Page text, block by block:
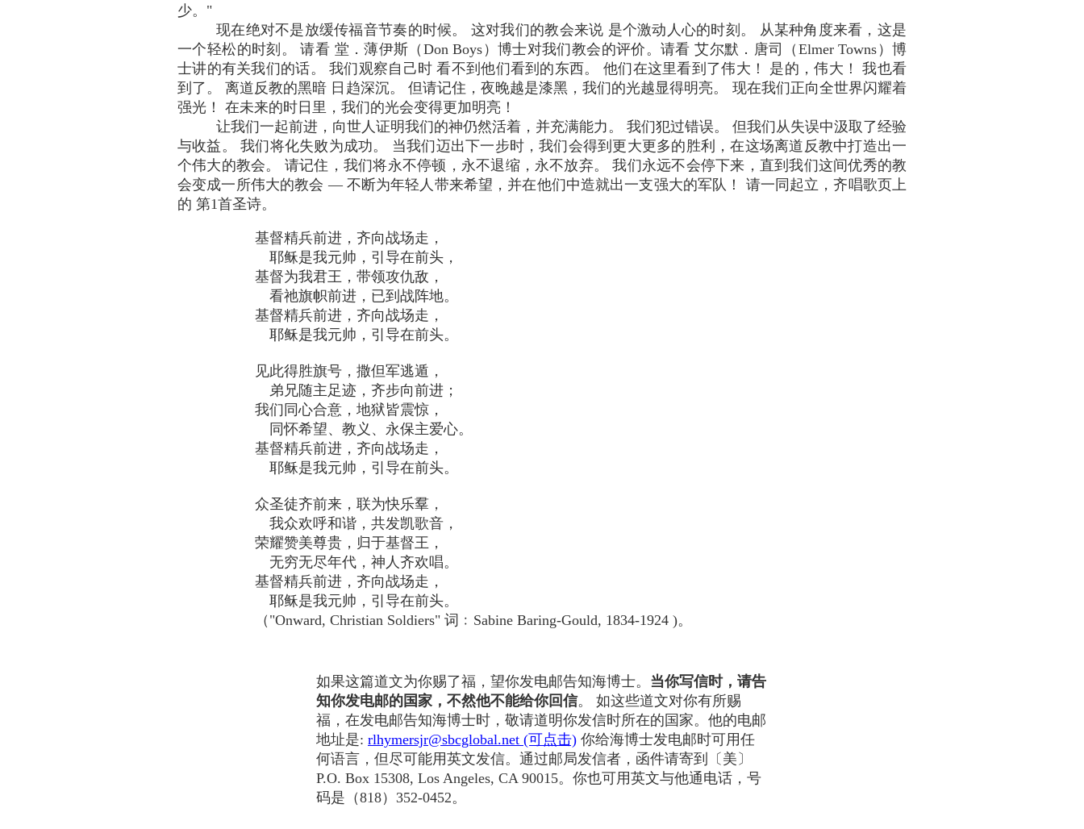
少。"
现在绝对不是放缓传福音节奏的时候。 这对我们的教会来说 是个激动人心的时刻。 从某种角度来看，这是
一个轻松的时刻。 请看 堂．薄伊斯（Don Boys）博士对我们教会的评价。请看 艾尔默．唐司（Elmer Towns）博
士讲的有关我们的话。 我们观察自己时 看不到他们看到的东西。 他们在这里看到了伟大！ 是的，伟大！ 我也看
到了。 离道反教的黑暗 日趋深沉。 但请记住，夜晚越是漆黑，我们的光越显得明亮。 现在我们正向全世界闪耀着
强光！ 在未来的时日里，我们的光会变得更加明亮！
让我们一起前进，向世人证明我们的神仍然活着，并充满能力。 我们犯过错误。 但我们从失误中汲取了经验
与收益。 我们将化失败为成功。 当我们迈出下一步时，我们会得到更大更多的胜利，在这场离道反教中打造出一
个伟大的教会。 请记住，我们将永不停顿，永不退缩，永不放弃。 我们永远不会停下来，直到我们这间优秀的教
会变成一所伟大的教会 — 不断为年轻人带来希望，并在他们中造就出一支强大的军队！ 请一同起立，齐唱歌页上
的 第1首圣诗。
基督精兵前进，齐向战场走，
耶稣是我元帅，引导在前头，
基督为我君王，带领攻仇敌，
看祂旗帜前进，已到战阵地。
基督精兵前进，齐向战场走，
耶稣是我元帅，引导在前头。
见此得胜旗号，撒但军逃遁，
弟兄随主足迹，齐步向前进；
我们同心合意，地狱皆震惊，
同怀希望、教义、永保主爱心。
基督精兵前进，齐向战场走，
耶稣是我元帅，引导在前头。
众圣徒齐前来，联为快乐羣，
我众欢呼和谐，共发凯歌音，
荣耀赞美尊贵，归于基督王，
无穷无尽年代，神人齐欢唱。
基督精兵前进，齐向战场走，
耶稣是我元帅，引导在前头。
（"Onward, Christian Soldiers" 词﹕Sabine Baring-Gould, 1834-1924 )。
如果这篇道文为你赐了福，望你发电邮告知海博士。 当你写信时，请告
知你发电邮的国家，不然他不能给你回信。 如这些道文对你有所赐
福，在发电邮告知海博士时，敬请道明你发信时所在的国家。他的电邮
地址是: rlhymersjr@sbcglobal.net (可点击) 你给海博士发电邮时可用任
何语言，但尽可能用英文发信。通过邮局发信者，函件请寄到〔美〕
P.O. Box 15308, Los Angeles, CA 90015。你也可用英文与他通电话，号
码是（818）352-0452。